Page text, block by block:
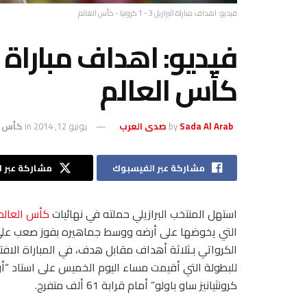
فيديو: اهداف مباراة البرازيل 3 - 1 كروتيا - كأس العالم
كأس العالم
bySada Al Arab صدى العرب يونيو 12, 2014 in كأس
مشاركة عبر الفيسبوك مشاركة عبر
استهل المنتخب البرازيلي حملته في نهائياتكأس
التي يخوضها على أرضه ووسط جماهيره بفوز صعب
الكرواتي بـثلاثة أهداف مقابل هدف، في المباراة
للبطولة التي أقيمت مساء اليوم الخميس على استاد
كرونثيانيز ساو باولو” أمام قرابة 61 ألف متفرج.